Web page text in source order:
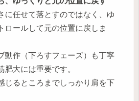
に任せて落とすのではなく、ゆ
ロールして元の位置に戻しま
動作（下ろすフェーズ）も丁寧
肥大には重要です。
じるところまでしっかり肩を下